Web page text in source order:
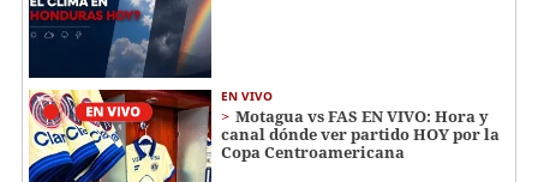
EN VIVO
Motagua vs FAS EN VIVO: Hora y
canal dónde ver partido HOY por la
Copa Centroamericana